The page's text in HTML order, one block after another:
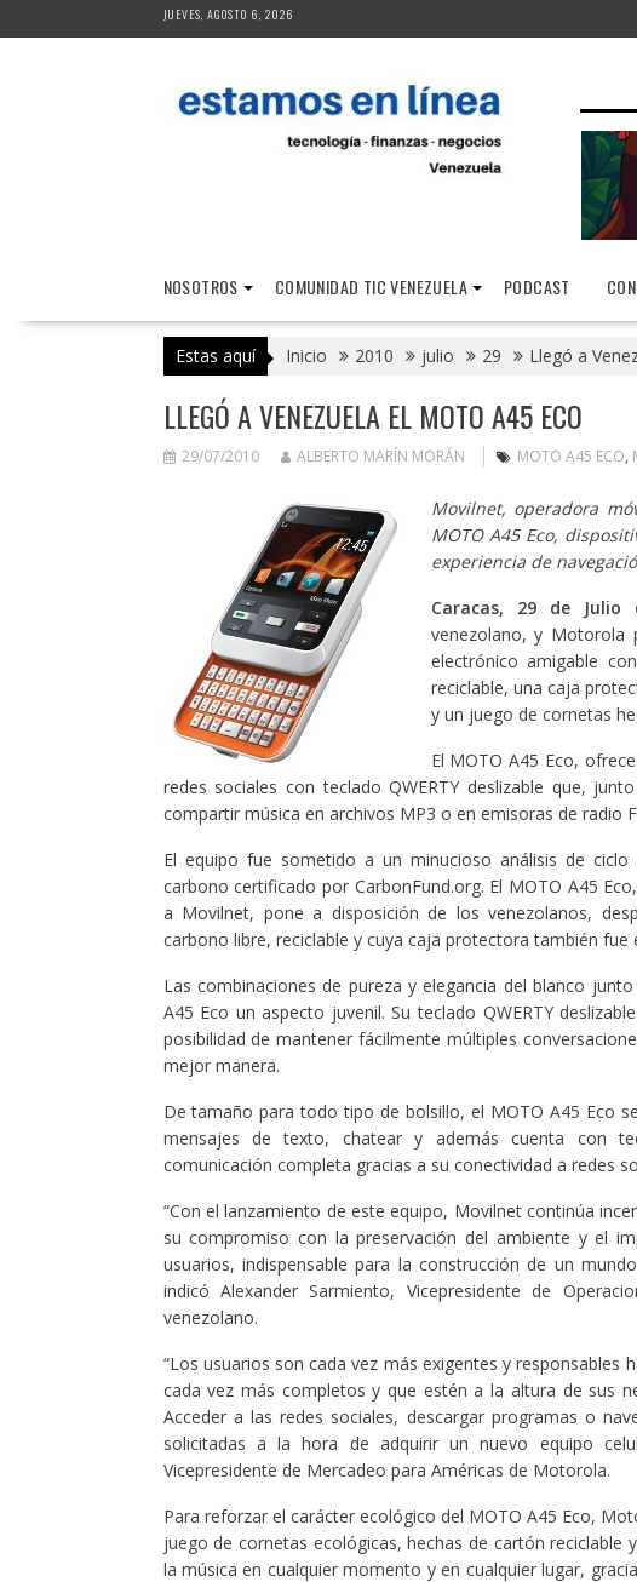
al
JUEVES, AGOSTO 6, 2026
NOSOTROS COMUNIDAD TIC VENEZUELA PODCAST
Estas aquí Inicio 2010 julio 29 Llegó a
LLEGÓ A VENEZUELA EL MOTO A45 ECO
29/07/2010 ALBERTO MARÍN MORÁN MOTO A45 ECO,
Movilnet, operadora
MOTO A45 Eco,
experiencia de
Caracas, 29 de Julio
venezolano, y Motorola
electrónico amigable
reciclable, una caja
y un juego de cornetas
El MOTO A45 Eco,
redes sociales con teclado QWERTY deslizable que,
compartir música en archivos MP3 o en emisoras de radio
El equipo fue sometido a un minucioso análisis de
carbono certificado por CarbonFund.org. El MOTO A45
a Movilnet, pone a disposición de los venezolanos,
carbono libre, reciclable y cuya caja protectora también fue
Las combinaciones de pureza y elegancia del blanco
A45 Eco un aspecto juvenil. Su teclado QWERTY
posibilidad de mantener fácilmente múltiples
mejor manera.
De tamaño para todo tipo de bolsillo, el MOTO A45 Eco
mensajes de texto, chatear y además cuenta con
comunicación completa gracias a su conectividad a redes
“Con el lanzamiento de este equipo, Movilnet continúa
su compromiso con la preservación del ambiente y el
usuarios, indispensable para la construcción de un
indicó Alexander Sarmiento, Vicepresidente de
venezolano.
“Los usuarios son cada vez más exigentes y
cada vez más completos y que estén a la altura de sus
Acceder a las redes sociales, descargar programas o
solicitadas a la hora de adquirir un nuevo equipo
Vicepresidente de Mercadeo para Américas de Motorola.
Para reforzar el carácter ecológico del MOTO A45 Eco,
juego de cornetas ecológicas, hechas de cartón reciclable
la música en cualquier momento y en cualquier lugar,